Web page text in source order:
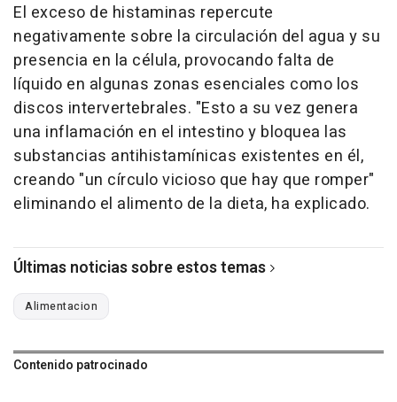
El exceso de histaminas repercute
negativamente sobre la circulación del agua y su
presencia en la célula, provocando falta de
líquido en algunas zonas esenciales como los
discos intervertebrales. "Esto a su vez genera
una inflamación en el intestino y bloquea las
substancias antihistamínicas existentes en él,
creando "un círculo vicioso que hay que romper"
eliminando el alimento de la dieta, ha explicado.
Últimas noticias sobre estos temas
Alimentacion
Contenido patrocinado